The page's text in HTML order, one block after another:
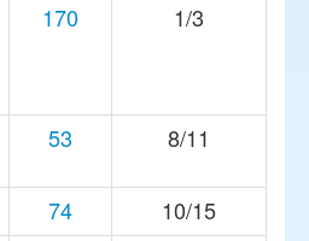
170 1/3
53 8/11
74
10/15